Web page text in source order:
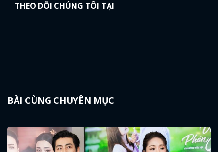
THEO DÕI CHÚNG TÔI TẠI
BÀI CÙNG CHUYÊN MỤC